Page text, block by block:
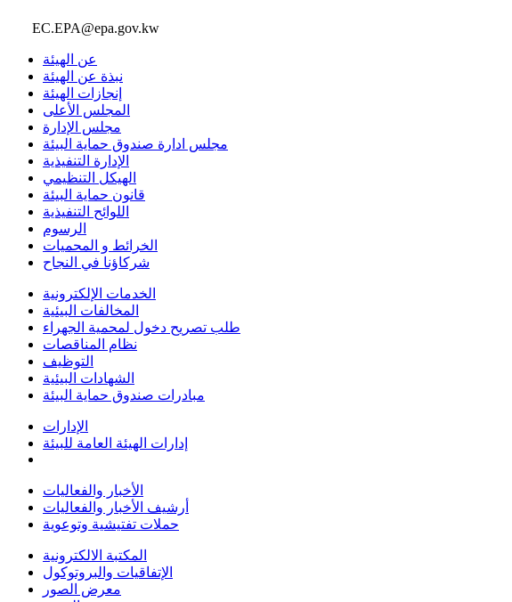
EC.EPA@epa.gov.kw
عن الهيئة
نبذة عن الهيئة
إنجازات الهيئة
المجلس الأعلى
مجلس الإدارة
مجلس ادارة صندوق حماية البيئة
الإدارة التنفيذية
الهيكل التنظيمي
قانون حماية البيئة
اللوائح التنفيذية
الرسوم
الخرائط و المحميات
شركاؤنا في النجاح
الخدمات الإلكترونية
المخالفات البيئية
طلب تصريح دخول لمحمية الجهراء
نظام المناقصات
التوظيف
الشهادات البيئية
مبادرات صندوق حماية البيئة
الإدارات
إدارات الهيئة العامة للبيئة
الأخبار والفعاليات
أرشيف الأخبار والفعاليات
حملات تفتيشية وتوعوية
المكتبة الالكترونية
الإتفاقيات والبروتوكول
معرض الصور